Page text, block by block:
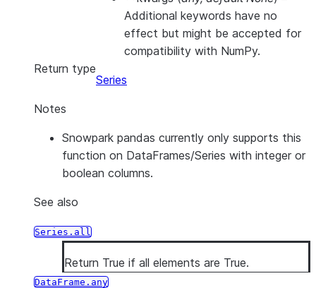
Additional keywords have no
effect but might be accepted for
compatibility with NumPy.
Return type
Series
Notes
Snowpark pandas currently only supports this
function on DataFrames/Series with integer or
boolean columns.
See also
Series.all
Return True if all elements are True.
DataFrame.any